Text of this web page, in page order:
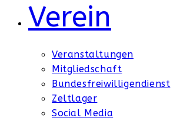
Verein
Veranstaltungen
Mitgliedschaft
Bundesfreiwilligendienst
Zeltlager
Social Media